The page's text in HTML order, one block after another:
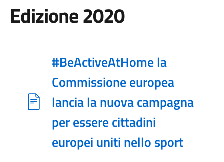
Edizione 2020
#BeActiveAtHome la
Commissione europea
lancia la nuova campagna
per essere cittadini
europei uniti nello sport